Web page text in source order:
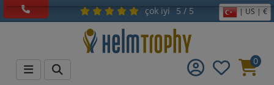
çok iyi 5 / 5 | US | €
0